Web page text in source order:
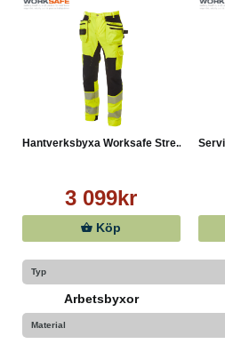
strykning låg värme, ej kemtvätt,
Materialkomposition
Bomull 15%
Polyester 85%
Tvättråd
Maskintvätt 40°C
Ej kemtvätt
Tål ej blekmedel
Hantverksbyxa Worksafe Stre...
3 099kr
Köp
Typ
Arbetsbyxor
Material